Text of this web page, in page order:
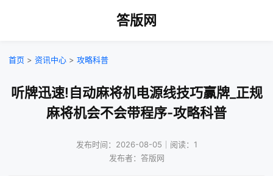
答版网
首页 > 资讯中心 > 攻略科普
听牌迅速!自动麻将机电源线技巧赢牌_正规
麻将机会不会带程序-攻略科普
发布时间：2026-08-05｜阅读：1
发布者：答版网